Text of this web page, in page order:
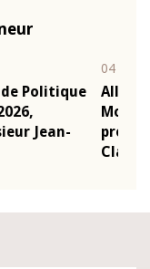
de Politique
mars 2026,
Monsieur Jean-